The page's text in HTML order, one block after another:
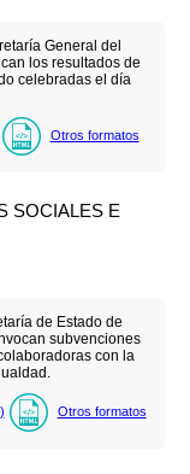
General del
los resultados de
celebradas el día
Otros formatos
SOCIALES E
de Estado de
subvenciones
con la
) Otros formatos